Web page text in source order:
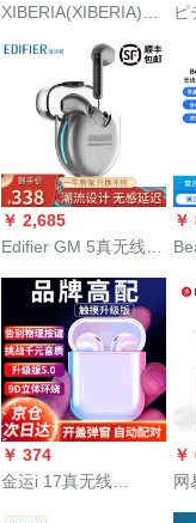
XIBERIA(XIBERIA)V
ォンゲームミョンセ
ムヘッドホンチキン
ヘッドセットヘッド
セットヘッドセット
ヘッドセットヘッド
セットの麦発光重低
音7.1チャンネルの黒
ピ
`
￥ 2,685
Edifier GM 5真无线
半入耳式ゲーム音楽
运动防水通话ノイズ
キホーファウウェル
携帯电话通用宇宙灰
￥ 374
金运i 17真无线
￥
网